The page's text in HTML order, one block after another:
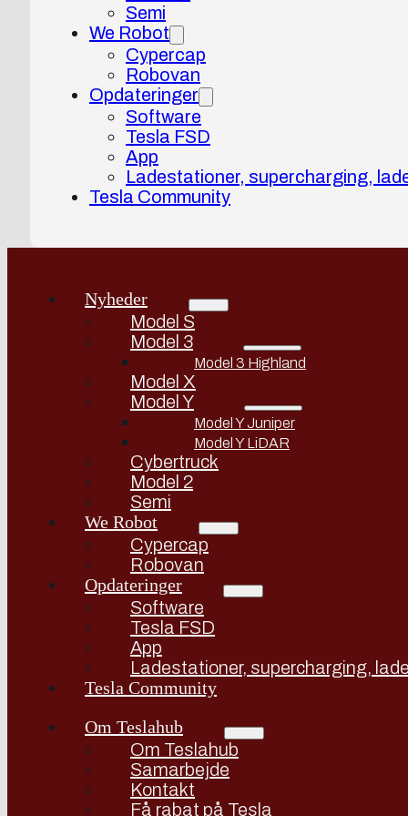
Semi
We Robot
Cypercap
Robovan
Opdateringer
Software
Tesla FSD
App
Ladestationer, supercharging,
Tesla Community
Nyheder
Model S
Model 3
Model 3 Highland
Model X
Model Y
Model Y Juniper
Model Y LiDAR
Cybertruck
Model 2
Semi
We Robot
Cypercap
Robovan
Opdateringer
Software
Tesla FSD
App
Ladestationer, supercharging,
Tesla Community
Om Teslahub
Om Teslahub
Samarbejde
Kontakt
Få rabat på Tesla